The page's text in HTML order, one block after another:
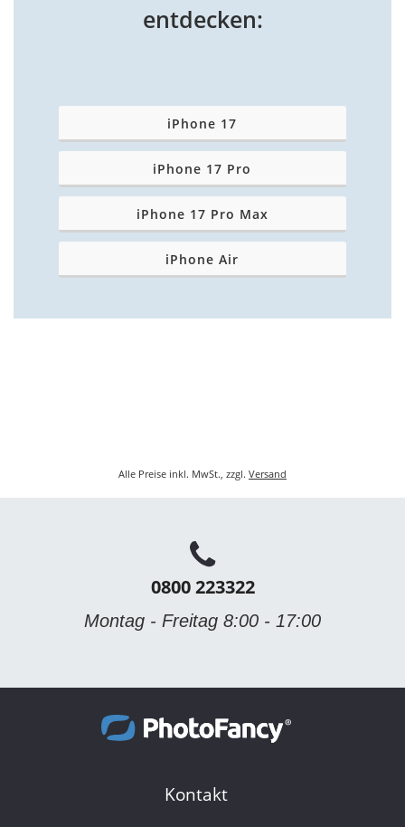
entdecken:
iPhone 17
iPhone 17 Pro
iPhone 17 Pro Max
iPhone Air
Alle Preise inkl. MwSt., zzgl. Versand
0800 223322
Montag - Freitag 8:00 - 17:00
Kontakt